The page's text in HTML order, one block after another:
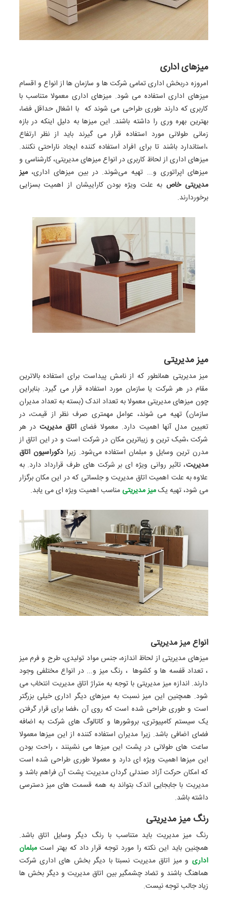
میزهای اداری
امروزه دربخش اداری تمامی شرکت ها و سازمان ها از انواع و اقسام
میزهای اداری استفاده می شود. میزهای اداری معمولا متناسب با
کاربری که دارند طوری طراحی می شوند که با اشغال حداقل فضا،
بهترین بهره وری را داشته باشند. این میزها به دلیل اینکه در بازه
زمانی طولانی مورد استفاده قرار می گیرند باید از نظر ارتفاع
،استاندارد باشند تا برای افراد استفاده کننده ایجاد ناراحتی نکنند.
میزهای اداری از لحاظ کاربری در انواع میزهای مدیریتی، کارشناسی و
میزهای اپراتوری و... تهیه می‌شوند. در بین میزهای اداری،میز
مدیریتی خاص به علت ویژه بودن کاراییشان از اهمیت بسزایی
برخوردارند.
میز مدیریتی
میز مدیریتی همانطور که از نامش پیداست برای استفاده بالاترین
مقام در هر شرکت یا سازمان مورد استفاده قرار می گیرد. بنابراین
چون میزهای مدیریتی معمولا به تعداد اندک (بسته به تعداد مدیران
سازمان) تهیه می شوند، عوامل مهمتری صرف نظر از قیمت، در
تعیین مدل آنها اهمیت دارد. معمولا فضای اتاق مدیریتدر هر
شرکت ،شیک ترین و زیباترین مکان در شرکت است و در این اتاق از
مدرن ترین وسایل و مبلمان استفاده می‌شود. زیرادکوراسیون اتاق
مدیریت، تاثیر روانی ویژه ای بر شرکت های طرف قرارداد دارد. به
علاوه به علت اهمیت اتاق مدیریت و جلساتی که در این مکان برگزار
می شود، تهیه یکمیز مدیریتی مناسب اهمیت ویژه ای می یابد.
انواع میز مدیریتی
میزهای مدیریتی از لحاظ اندازه، جنس مواد تولیدی، طرح و فرم میز
، تعداد قفسه ها و کشوها ، رنگ میز و... در انواع مختلفی وجود
دارند. اندازه میز مدیریتی با توجه به متراژ اتاق مدیریت انتخاب می
شود. همچنین این میز نسبت به میزهای دیگر اداری خیلی بزرگتر
است و طوری طراحی شده است که روی آن ،فضا برای قرار گرفتن
یک سیستم کامپیوتری، بروشورها و کاتالوگ های شرکت به اضافه
فضای اضافی باشد. زیرا مدیران استفاده کننده از این میزها معمولا
ساعت های طولانی در پشت این میزها می نشینند ، راحت بودن
این میزها اهمیت ویژه ای دارد و معمولا طوری طراحی شده است
که امکان حرکت آزاد صندلی گردان مدیریت پشت آن فراهم باشد و
مدیریت با جابجایی اندک بتواند به همه قسمت های میز دسترسی
داشته باشد.
رنگ میز مدیریتی
رنگ میز مدیریت باید متناسب با رنگ دیگر وسایل اتاق باشد.
همچنین باید این نکته را مورد توجه قرار داد که بهتر استمبلمان
اداری و میز اتاق مدیریت نسبتا با دیگر بخش های اداری شرکت
هماهنگ باشند و تضاد چشمگیر بین اتاق مدیریت و دیگر بخش ها
زیاد جالب توجه نیست.